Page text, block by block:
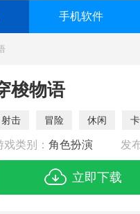
手机软件
梭物语
射击 冒险 休闲
戏类别： 角色扮演 发
立即下载